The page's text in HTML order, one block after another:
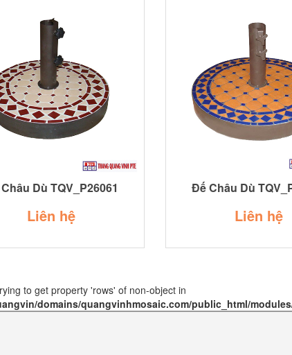
Dù TQV_P26061
Liên hệ
Đế Châu Dù
Liên hệ
to get property 'rows' of non-object in
domains/quangvinhmosaic.com/public_html/